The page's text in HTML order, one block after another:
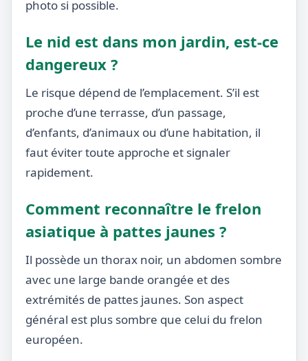
photo si possible.
Le nid est dans mon jardin, est-ce
dangereux ?
Le risque dépend de l’emplacement. S’il est
proche d’une terrasse, d’un passage,
d’enfants, d’animaux ou d’une habitation, il
faut éviter toute approche et signaler
rapidement.
Comment reconnaître le frelon
asiatique à pattes jaunes ?
Il possède un thorax noir, un abdomen sombre
avec une large bande orangée et des
extrémités de pattes jaunes. Son aspect
général est plus sombre que celui du frelon
européen.